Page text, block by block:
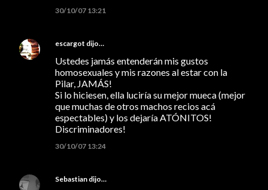
30/10/07 13:21
escargot dijo…
Ustedes jamás entenderán mis gustos
homosexuales y mis razones al estar con la
Pilar, JAMÁS!
Si lo hiciesen, ella luciría su mejor mueca (mejor
que muchas de otros machos recios acá
espectables) y los dejaría ATÓNITOS!
Discriminadores!
30/10/07 13:24
Sebastian dijo…